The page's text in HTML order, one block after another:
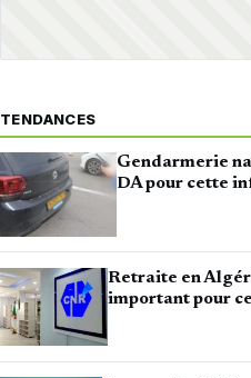
TENDANCES
Gendarmerie
DA pour cette
Retraite en
important pour